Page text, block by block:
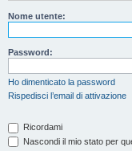
Nome utente:
Password:
Ho dimenticato la password
Rispedisci l’email di attivazione
Ricordami
Nascondi il mio stato per